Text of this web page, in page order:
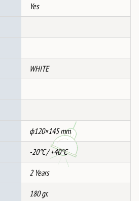
Yes
WHITE
ф120×145 mm
-20°C / +40°C
2 Years
180 gr.